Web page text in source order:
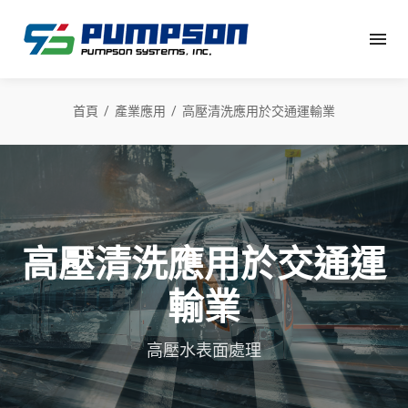
首頁 產業應用 高壓清洗應用於交通運輸業
高壓清洗應用於交通運
輸業
高壓水表面處理